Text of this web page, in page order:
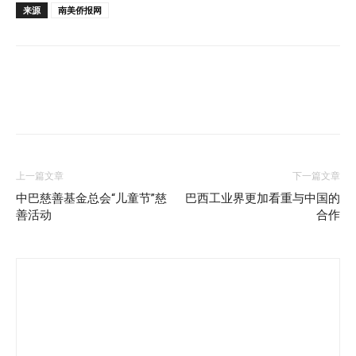
来源 南美侨报网
上一篇文章
中巴慈善基金总会“儿童节”慈
善活动
下一篇文章
巴西工业界更加看重与中国的
合作